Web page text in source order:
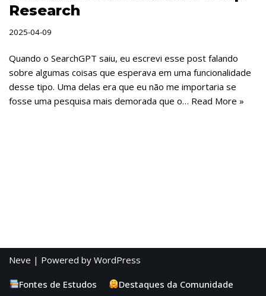
Research
2025-04-09
Quando o SearchGPT saiu, eu escrevi esse post falando
sobre algumas coisas que esperava em uma funcionalidade
desse tipo. Uma delas era que eu não me importaria se
fosse uma pesquisa mais demorada que o… Read More »
Neve | Powered by WordPress
Fontes de Estudos Destaques da Comunidade